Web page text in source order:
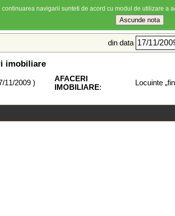
Stiri
din data
imobiliare
11/2009 )
AFACERI
IMOBILIARE:
Locuinte
navigarii sunteti de acord cu modul de utilizare a